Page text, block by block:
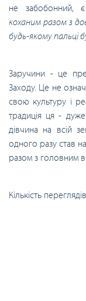
не забобонний,
коханим разом з
будь-якому пальці
Заручини - це
Заходу. Це не
свою культуру і
традиція ця -
дівчина на всій
одного разу став
разом з головним в
Кількість